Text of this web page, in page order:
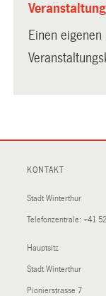
Einen
KONTAKT
Stadt Winterthur
Telefonzentrale: +41
Hauptsitz
Stadt Winterthur
Pionierstrasse 7